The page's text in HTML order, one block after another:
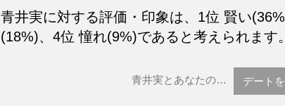
青井実に対する評価・印象は、1位 賢い
(18%)、4位 憧れ(9%)であると考えられます
青井実とあなたの… デート